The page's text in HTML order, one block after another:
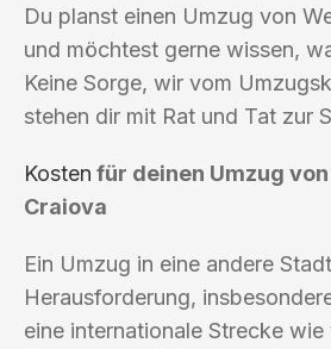
Du planst einen Umzug von
und möchtest gerne wissen,
Keine Sorge, wir vom
stehen dir mit Rat und Tat zur
Kosten für deinen Umzug
Craiova
Ein Umzug in eine andere
Herausforderung,
eine internationale Strecke wie